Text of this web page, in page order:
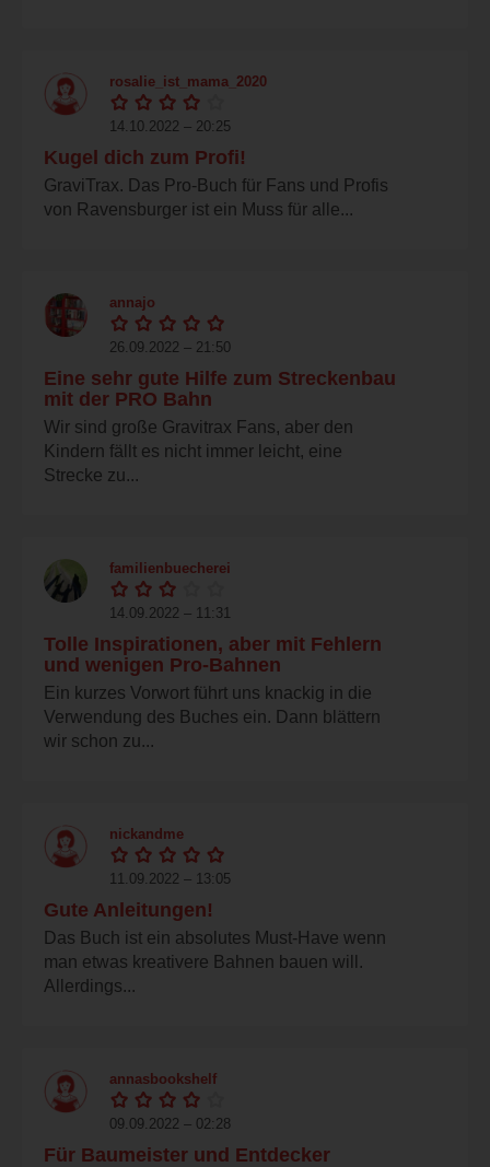
rosalie_ist_mama_2020
14.10.2022 – 20:25
Kugel dich zum Profi!
GraviTrax. Das Pro-Buch für Fans und Profis
von Ravensburger ist ein Muss für alle...
annajo
26.09.2022 – 21:50
Eine sehr gute Hilfe zum Streckenbau
mit der PRO Bahn
Wir sind große Gravitrax Fans, aber den
Kindern fällt es nicht immer leicht, eine
Strecke zu...
familienbuecherei
14.09.2022 – 11:31
Tolle Inspirationen, aber mit Fehlern
und wenigen Pro-Bahnen
Ein kurzes Vorwort führt uns knackig in die
Verwendung des Buches ein. Dann blättern
wir schon zu...
nickandme
11.09.2022 – 13:05
Gute Anleitungen!
Das Buch ist ein absolutes Must-Have wenn
man etwas kreativere Bahnen bauen will.
Allerdings...
annasbookshelf
09.09.2022 – 02:28
Für Baumeister und Entdecker